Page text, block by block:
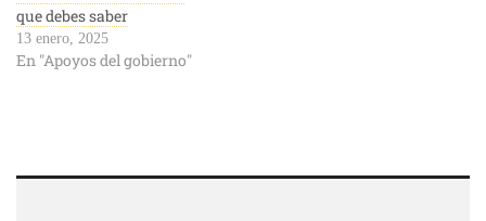
que debes saber
13 enero, 2025
En "Apoyos del gobierno"